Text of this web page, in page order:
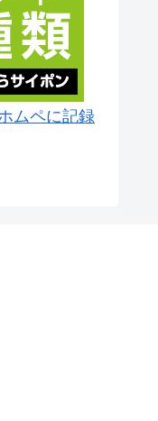
ムペに記録